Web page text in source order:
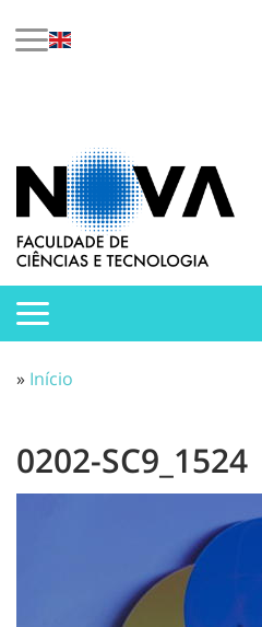
» Início
0202-SC9_1524